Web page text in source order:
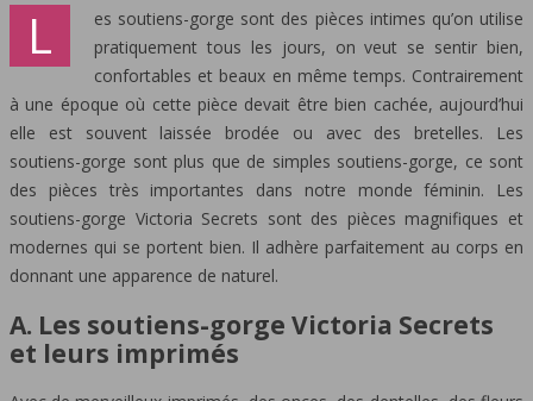
L
es soutiens-gorge sont des pièces intimes qu’on utilise
pratiquement tous les jours, on veut se sentir bien,
confortables et beaux en même temps. Contrairement
à une époque où cette pièce devait être bien cachée, aujourd’hui
elle est souvent laissée brodée ou avec des bretelles. Les
soutiens-gorge sont plus que de simples soutiens-gorge, ce sont
des pièces très importantes dans notre monde féminin. Les
soutiens-gorge Victoria Secrets sont des pièces magnifiques et
modernes qui se portent bien. Il adhère parfaitement au corps en
donnant une apparence de naturel.
A. Les soutiens-gorge Victoria Secrets
et leurs imprimés